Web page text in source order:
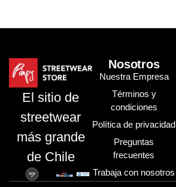
El sitio de
streetwear
más grande
de Chile
Nosotros
Nuestra Empresa
Términos y
condiciones
Política de privacidad
Preguntas
frecuentes
Trabaja con nosotros